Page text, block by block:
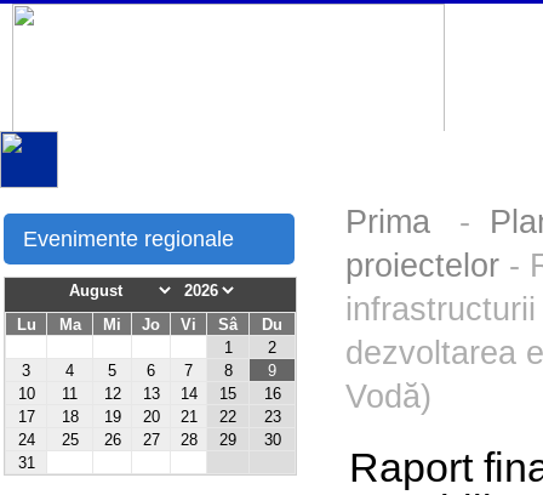
Evenimente regionale
Lu Ma Mi Jo Vi Sâ
Du
1
2
3
4 5 6 7 8
9
10
11 12 13 14 15
16
17
18 19 20 21 22
23
24
25 26 27 28 29
30
31
Prima -
proiectelor -
dezvoltarea
Vodă)
Raport